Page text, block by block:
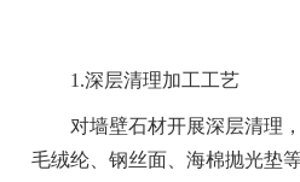
1.深层清理加工工艺
对墙壁石材开展深层清理，
毛绒纶、钢丝面、海棉抛光垫